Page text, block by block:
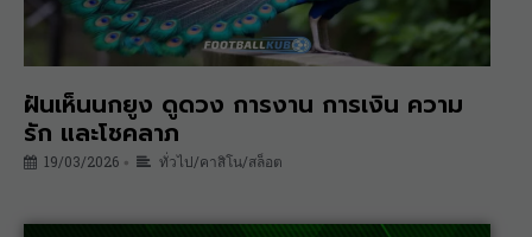
ฝันเห็นนกยูง ดูดวง การงาน การเงิน ความ
รัก และโชคลาภ
19/03/2026 • ทั่วไป/คาสิโน/สล็อต